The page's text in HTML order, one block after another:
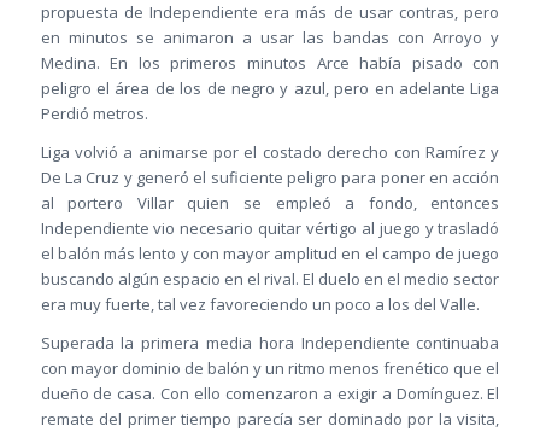
propuesta de Independiente era más de usar contras, pero
en minutos se animaron a usar las bandas con Arroyo y
Medina. En los primeros minutos Arce había pisado con
peligro el área de los de negro y azul, pero en adelante Liga
Perdió metros.
Liga volvió a animarse por el costado derecho con Ramírez y
De La Cruz y generó el suficiente peligro para poner en acción
al portero Villar quien se empleó a fondo, entonces
Independiente vio necesario quitar vértigo al juego y trasladó
el balón más lento y con mayor amplitud en el campo de juego
buscando algún espacio en el rival. El duelo en el medio sector
era muy fuerte, tal vez favoreciendo un poco a los del Valle.
Superada la primera media hora Independiente continuaba
con mayor dominio de balón y un ritmo menos frenético que el
dueño de casa. Con ello comenzaron a exigir a Domínguez. El
remate del primer tiempo parecía ser dominado por la visita,